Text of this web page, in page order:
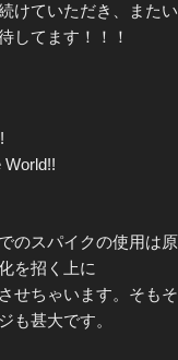
けていただき、また
してます！！！
間
World!!
のスパイクの使用は
を招く上に
せちゃいます。そも
も甚大です。